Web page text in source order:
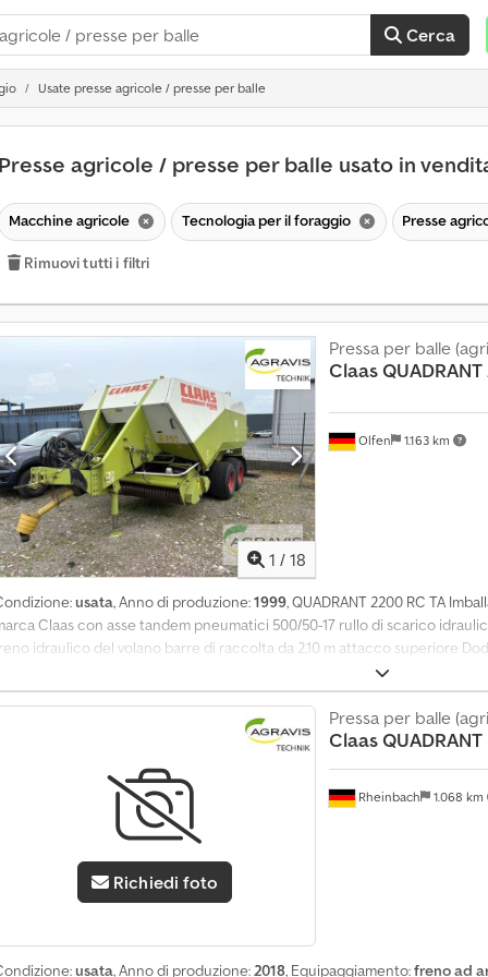
Cerca
Usate presse agricole / presse per balle
Presse agricole / presse per balle usato in
Macchine agricole Tecnologia per il foraggio Presse
Rimuovi tutti i filtri
1 / 18
Olfen 1.163 km
Pressa per balle
Claas
usata, Anno di produzione:1999, QUADRANT 2200 RC TA
Claas con asse tandem pneumatici 500/50-17 rullo di scarico
idraulico del volano barre di raccolta da 2,10 m attacco superiore
Richiedi foto
Rheinbach 1.068 km
Pressa per balle
Claas
usata, Anno di produzione:2018, Equipaggiamento:freno ad